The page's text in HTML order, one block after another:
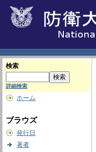
検索
詳細検索
ホーム
ブラウズ
発行日
著者